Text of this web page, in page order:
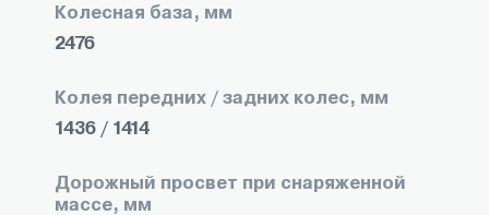
Колесная база, мм
2476
Колея передних / задних колес, мм
1436 / 1414
Дорожный просвет при снаряженной
массе, мм